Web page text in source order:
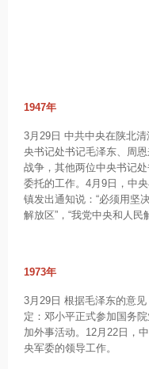
1947年
3月29日 中共中央在陕北
央书记处书记毛泽东、周
战争，其他两位中央书记
委托的工作。4月9日，中
镇发出通知说：“必须用坚
解放区”，“我党中央和人
1973年
3月29日 根据毛泽东的意
定：邓小平正式参加国务
加外事活动。12月22日，
央军委的领导工作。